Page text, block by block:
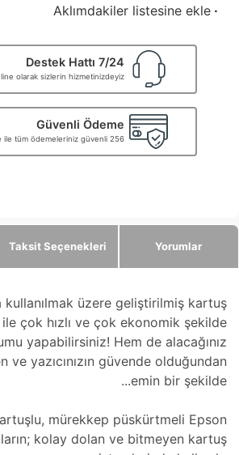
·
Aklımdakiler listesine ekle
7/24 Destek Hattı
olarak sizlerin hizmetinizdeyiz.
Güvenli Ödeme
256 Bit SSL şifreleme ile tüm ödemeleriniz güvenli.
Taksit Seçenekleri Yorumlar
kullanılmak üzere geliştirilmiş kartuş
çok hızlı ve çok ekonomik şekilde
yapabilirsiniz! Hem de alacağınız
ve yazıcınızın güvende olduğundan
emin bir şekilde...
mürekkep püskürtmeli Epson
kolay dolan ve bitmeyen kartuş